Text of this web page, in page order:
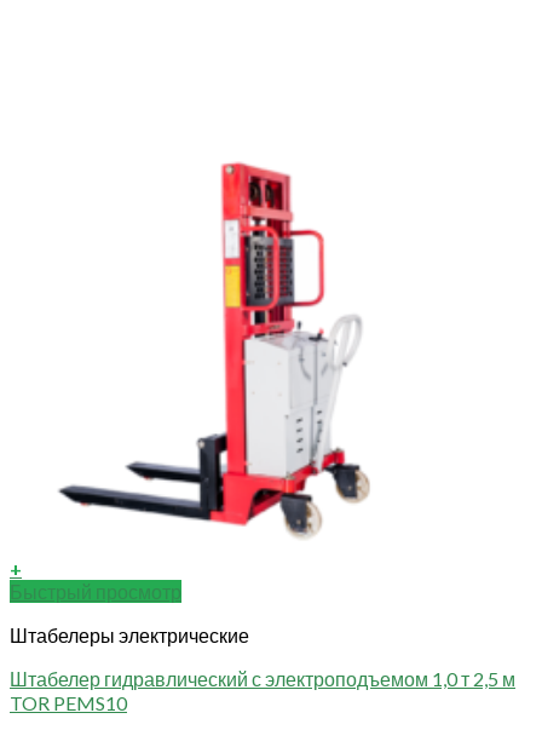
+
Быстрый просмотр
Штабелеры электрические
Штабелер гидравлический с электроподъемом 1,0 т 2,5 м
TOR PEMS10